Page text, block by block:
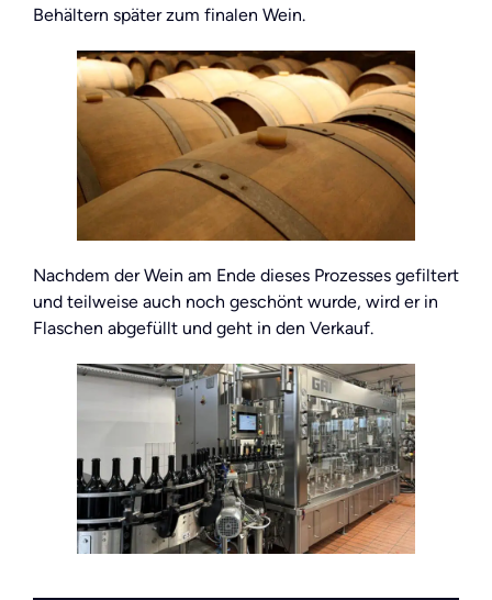
Behältern später zum finalen Wein.
Nachdem der Wein am Ende dieses Prozesses gefiltert
und teilweise auch noch geschönt wurde, wird er in
Flaschen abgefüllt und geht in den Verkauf.